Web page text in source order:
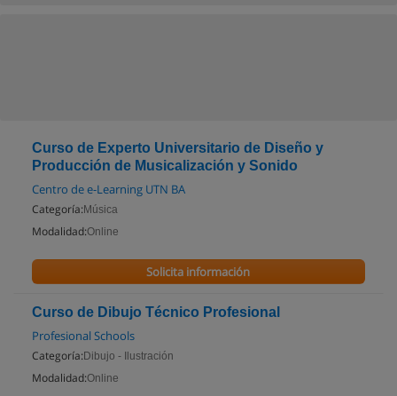
Curso de Experto Universitario de Diseño y
Producción de Musicalización y Sonido
Centro de e-Learning UTN BA
Categoría: Música
Modalidad:Online
Solicita información
Curso de Dibujo Técnico Profesional
Profesional Schools
Categoría: Dibujo - Ilustración
Modalidad:Online